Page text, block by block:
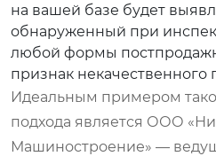
на вашей базе будет
обнаруженный при
любой формы
признак некачественного
Идеальным примером
подхода является ООО
Машиностроение» —